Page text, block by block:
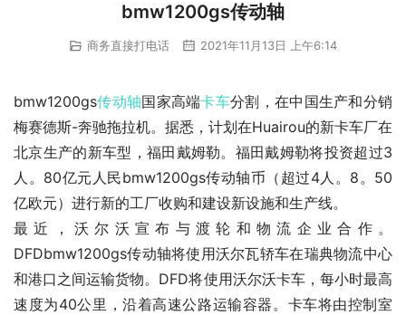
bmw1200gs传动轴
商务直接打电话 2021年11月13日 上午6:14
bmw1200gs传动轴国家高端卡车分割，在中国生产和分销
梅赛德斯-奔驰拖拉机。据悉，计划在Huairou的新卡车厂在
北京生产的新车型，福田戴姆勒。福田戴姆勒将投资超过3
人。80亿元人民bmw1200gs传动轴币（超过4人。8。50
亿欧元）进行新的工厂收购和建设新设施和生产线。
最近，沃尔沃宣布与渡轮和物流企业合作。
DFDbmw1200gs传动轴将使用沃尔瓦轿车在瑞典物流中心
和港口之间运输货物。DFD将使用沃尔沃卡车，每小时最高
速度为40公里，沿着高速公路运输容器。卡车将由控制室